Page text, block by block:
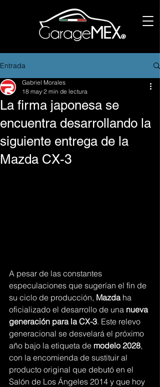
Entrada
La firma japonesa se
encuentra desarrollando la
siguiente entrega de la
Mazda CX-3
Gabriel Morales
18 may 2 min de lectura
A pesar de las constantes
especulaciones que sugerían el fin de
su ciclo de producción, Mazda ha
oficializado el desarrollo de una nueva
generación para la CX-3. Este relevo
generacional se desvelará el próximo
año bajo la etiqueta de modelo 2028,
con la encomienda de sustituir al
producto original que debutó en el
Salón de Los Ángeles 2014 y que hoy